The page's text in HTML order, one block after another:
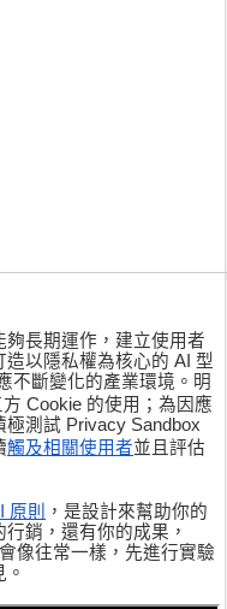
長期運作，建立使用者
以隱私權為核心的 AI 型
不斷變化的產業環境。明
Cookie 的使用；為因應
測試 Privacy Sandbox
觸及相關使用者並且評估
原則 ，是設計來幫助你的
銷，還有你的成果，
像往常一樣，先進行實驗